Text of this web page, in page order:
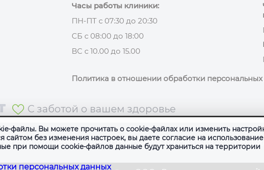
Часы работы клиники:
ПН-ПТ с 07:30 до 20:30
СБ с 08:00 до 18:00
ВС с 10.00 до 15.00
Политика в отношении обработки
С заботой о вашем здоровье
необходимо проконсультироваться со
файлы. Вы можете прочитать о cookie-файлах или изменить
сайтом без изменения настроек, вы даете согласие на использование
при помощи cookie-файлов данные будут храниться на территории
персональных данных